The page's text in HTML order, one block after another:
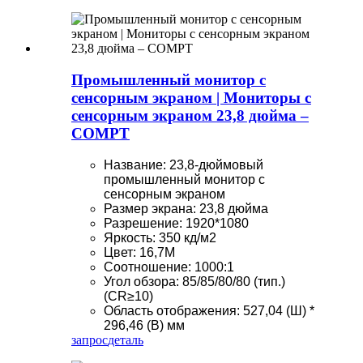
Промышленный монитор с
сенсорным экраном | Мониторы с
сенсорным экраном 23,8 дюйма –
COMPT
Название: 23,8-дюймовый
промышленный монитор с
сенсорным экраном
Размер экрана: 23,8 дюйма
Разрешение: 1920*1080
Яркость: 350 кд/м2
Цвет: 16,7М
Соотношение: 1000:1
Угол обзора: 85/85/80/80 (тип.)
(CR≥10)
Область отображения: 527,04 (Ш) *
296,46 (В) мм
запросдеталь